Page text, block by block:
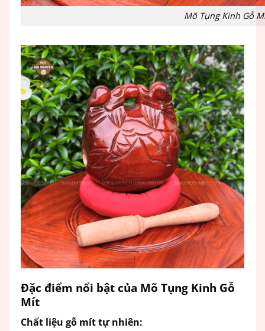
Mõ Tụng Kinh Gỗ
Đặc điểm nổi bật của Mõ Tụng Kinh Gỗ
Mít
Chất liệu gỗ mít tự nhiên: